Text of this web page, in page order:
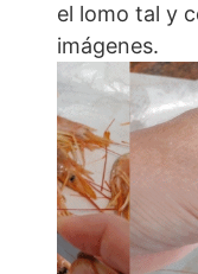
el lomo tal y
imágenes.